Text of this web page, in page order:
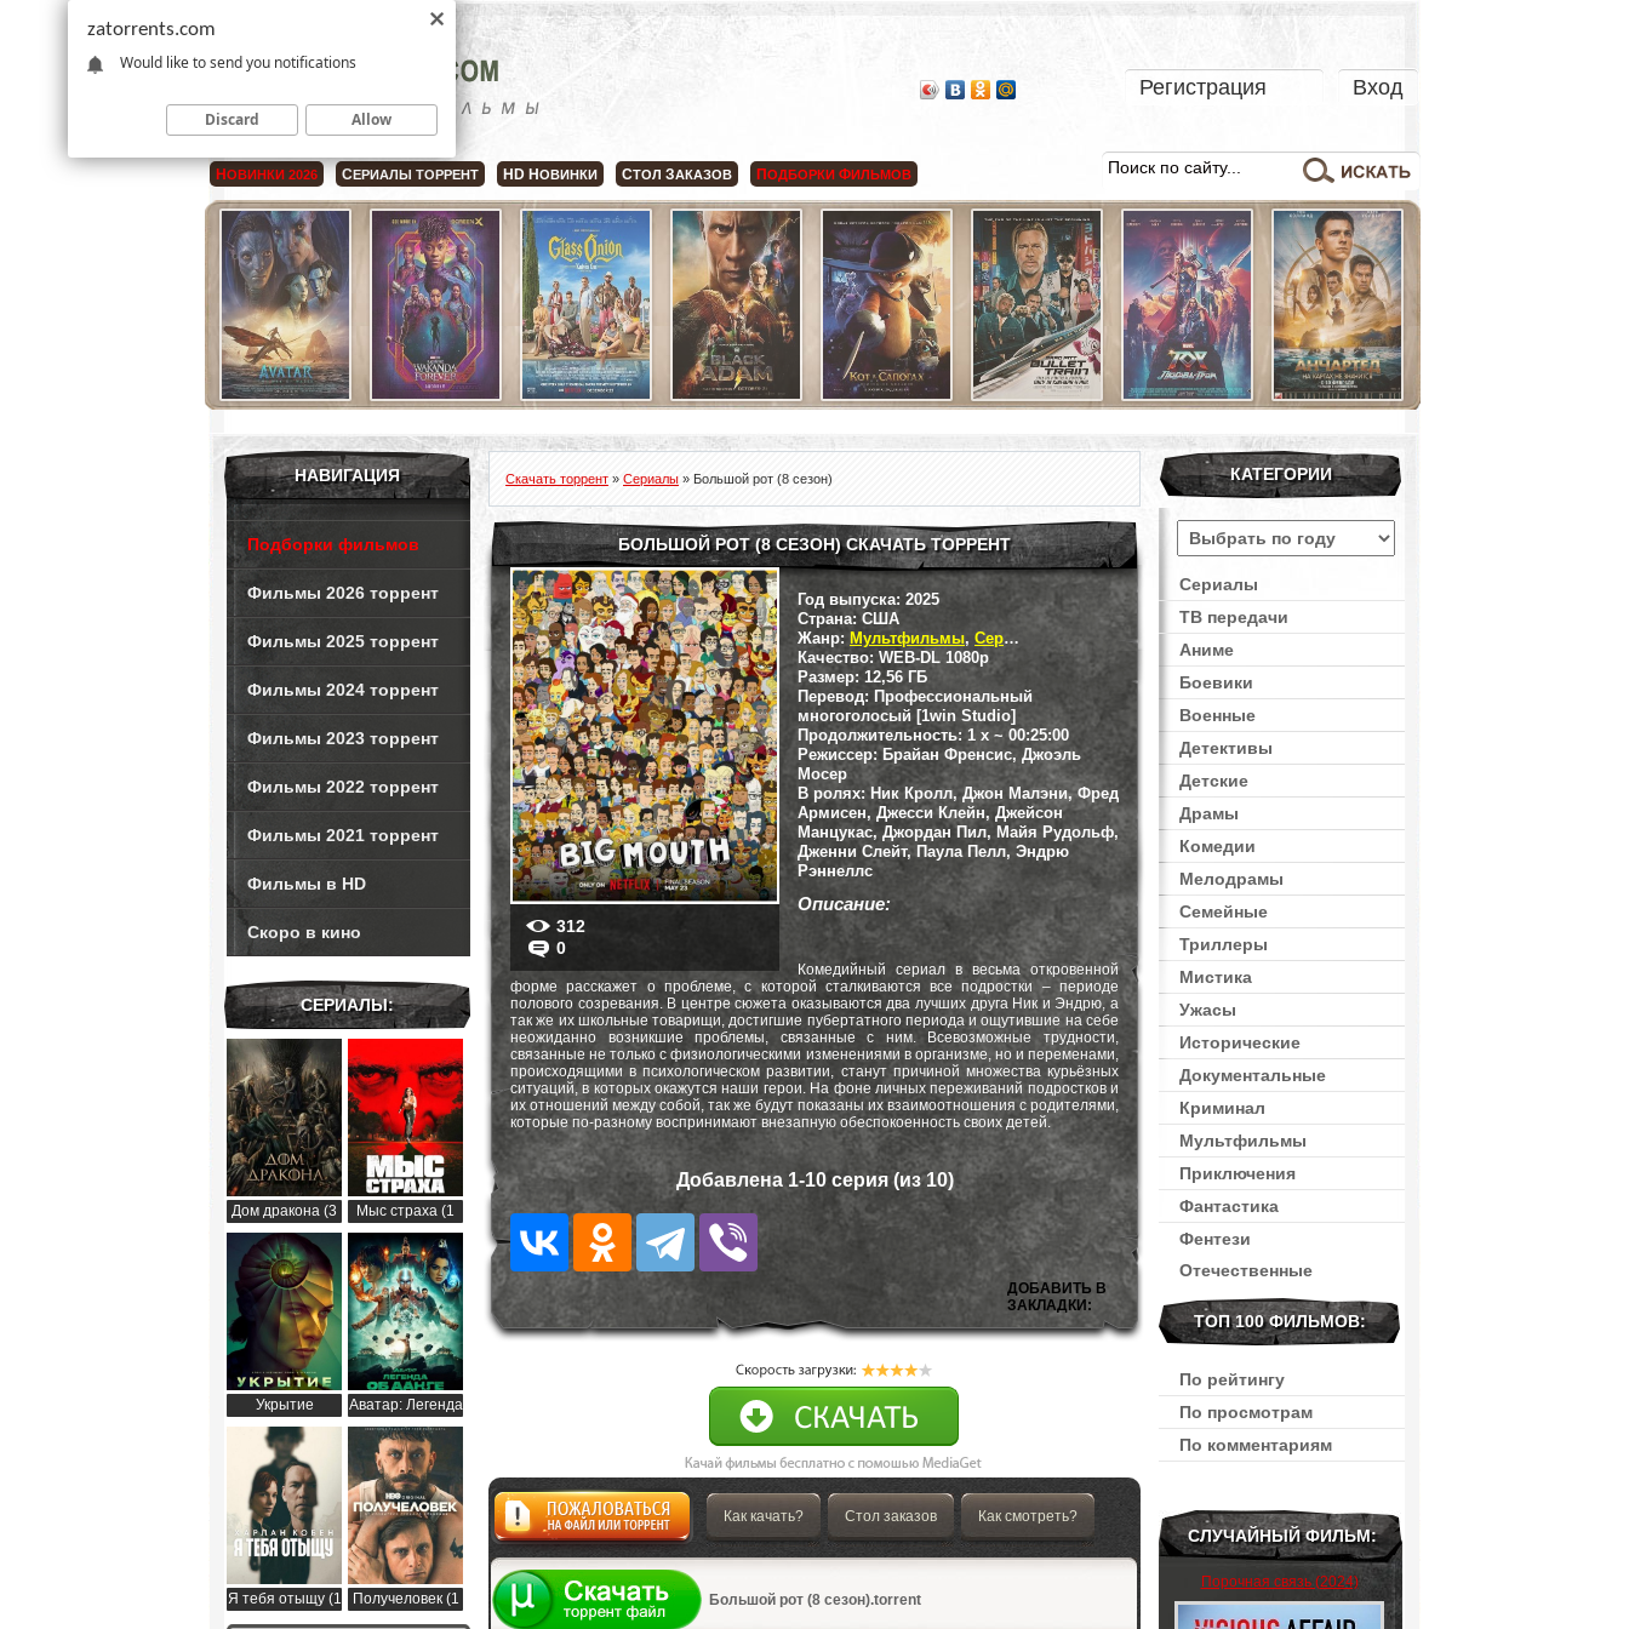
Регистрация Вход
НОВИНКИ 2026 СЕРИАЛЫ ТОРРЕНТ HD НОВИНКИ СТОЛ ЗАКАЗОВ ПОДБОРКИ ФИЛЬМОВ
НАВИГАЦИЯ
Подборки фильмов
Фильмы 2026 торрент
Фильмы 2025 торрент
Фильмы 2024 торрент
Фильмы 2023 торрент
Фильмы 2022 торрент
Фильмы 2021 торрент
Фильмы в HD
Скоро в кино
СЕРИАЛЫ:
Дом дракона (3
сезон)
Мыс страха (1
сезон)
Укрытие
(Бункер) (3
сезон)
Аватар: Легенда
об Аанге (2
сезон)
Я тебя отыщу (1
сезон)
Получеловек (1
сезон)
Скачать торрент » Сериалы » Большой рот (8 сезон)
БОЛЬШОЙ РОТ (8 СЕЗОН) СКАЧАТЬ ТОРРЕНТ
312
0
Год выпуска: 2025
Страна: США
Жанр: Мультфильмы, Сериалы
Качество: WEB-DL 1080p
Размер: 12,56 ГБ
Перевод: Профессиональный
многоголосый [1win Studio]
Продолжительность: 1 x ~ 00:25:00
Режиссер:Брайан Френсис, Джоэль
Мосер
В ролях:Ник Кролл, Джон Малэни, Фред
Армисен, Джесси Клейн, Джейсон
Манцукас, Джордан Пил, Майя Рудольф,
Дженни Слейт, Паула Пелл, Эндрю
Рэннеллс
Описание:
Комедийный сериал в весьма откровенной
форме расскажет о проблеме, с которой сталкиваются все подростки – периоде
полового созревания. В центре сюжета оказываются два лучших друга Ник и Эндрю, а
так же их школьные товарищи, достигшие пубертатного периода и ощутившие на себе
неожиданно возникшие проблемы, связанные с ним. Всевозможные трудности,
связанные не только с физиологическими изменениями в организме, но и переменами,
происходящими в психологическом развитии, станут причиной множества курьёзных
ситуаций, в которых окажутся наши герои. На фоне личных переживаний подростков и
их отношений между собой, так же будут показаны их взаимоотношения с родителями,
которые по-разному воспринимают внезапную обеспокоенность своих детей.
Добавлена 1-10 серия (из 10)
ДОБАВИТЬ В
ЗАКЛАДКИ:
Жалоба
Как качать? Стол заказов Как смотреть?
Большой рот (8 сезон).torrent
КАТЕГОРИИ
Сериалы
ТВ передачи
Аниме
Боевики
Военные
Детективы
Детские
Драмы
Комедии
Мелодрамы
Семейные
Триллеры
Мистика
Ужасы
Исторические
Документальные
Криминал
Мультфильмы
Приключения
Фантастика
Фентези
Отечественные
ТОП 100 ФИЛЬМОВ:
По рейтингу
По просмотрам
По комментариям
СЛУЧАЙНЫЙ ФИЛЬМ:
Порочная связь (2024)
zatorrents.com
Would like to send you notifications
Discard Allow